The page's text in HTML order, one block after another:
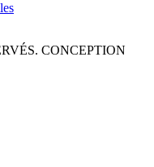
CONCEPTION